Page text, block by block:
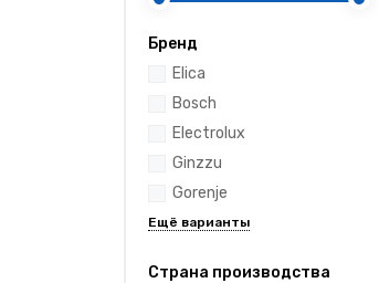
Бренд
Elica
Bosch
Electrolux
Ginzzu
Gorenje
Страна производства